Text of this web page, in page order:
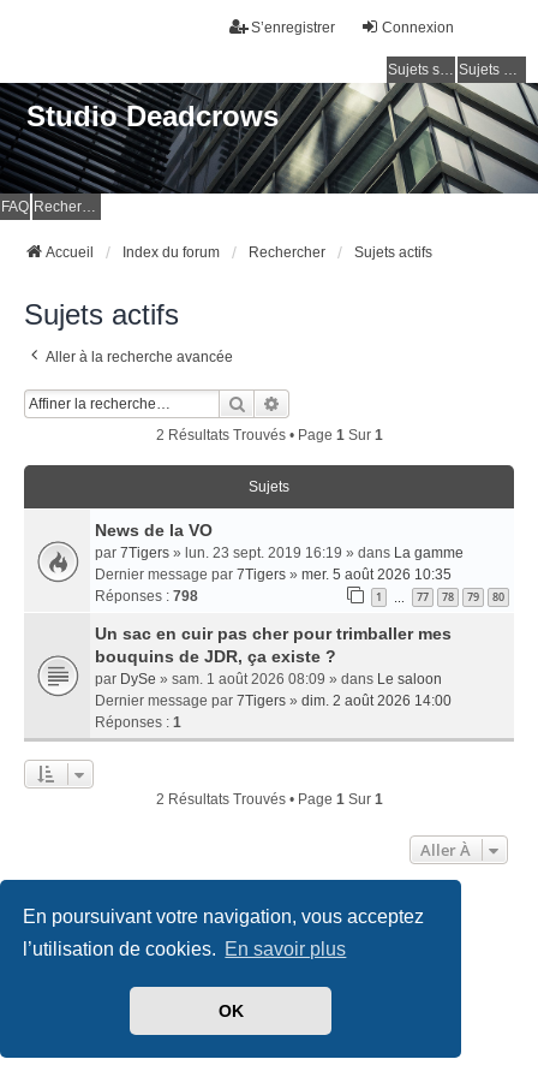
En poursuivant votre navigation, vous acceptez
l’utilisation de cookies. En savoir plus
OK
Connexion
S’enregistrer
Sujets sans réponse Sujets actifs
Studio Deadcrows
FAQ Rechercher
Accueil Index du forum Rechercher Sujets actifs
Sujets actifs
Aller à la recherche avancée
Rechercher
2 Résultats Trouvés • Page 1Sur 1
Sujets
News de la VO
par 7Tigers » lun. 23 sept. 2019 16:19 » dans La gamme
Dernier message par 7Tigers » mer. 5 août 2026 10:35
Réponses : 798 1 77 78 79 80
Un sac en cuir pas cher pour trimballer mes
bouquins de JDR, ça existe ?
par DySe » sam. 1 août 2026 08:09 » dans Le saloon
Dernier message par 7Tigers » dim. 2 août 2026 14:00
Réponses : 1
2 Résultats Trouvés • Page 1Sur 1
Aller À
Accueil Index du forum Nous contacter
phpBB-fr.com
created by INVENTEA & v12mike
Conditions